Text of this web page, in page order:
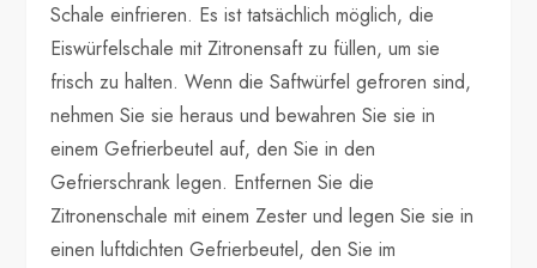
Schale einfrieren. Es ist tatsächlich möglich, die
Eiswürfelschale mit Zitronensaft zu füllen, um sie
frisch zu halten. Wenn die Saftwürfel gefroren sind,
nehmen Sie sie heraus und bewahren Sie sie in
einem Gefrierbeutel auf, den Sie in den
Gefrierschrank legen. Entfernen Sie die
Zitronenschale mit einem Zester und legen Sie sie in
einen luftdichten Gefrierbeutel, den Sie im